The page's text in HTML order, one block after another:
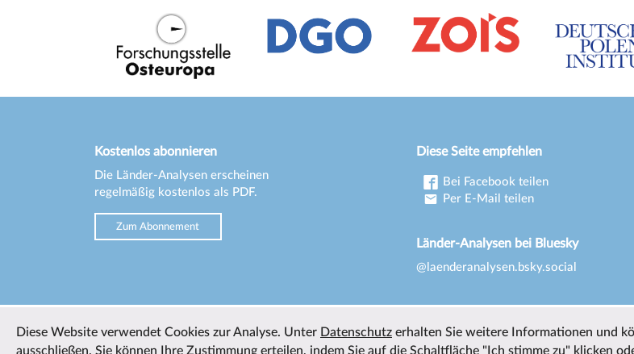
Kostenlos abonnieren
Die Länder-Analysen erscheinen
regelmäßig kostenlos als PDF.
Zum Abonnement
Diese Seite empfehlen
Bei Facebook teilen
Per E-Mail teilen
Länder-Analysen bei Bluesky
@laenderanalysen.bsky.social
Diese Website verwendet Cookies zur Analyse. Unter Datenschutz erhalten Sie weitere Informationen und
ausschließen. Sie können Ihre Zustimmung erteilen, indem Sie auf die Schaltfläche "Ich stimme zu" klicken